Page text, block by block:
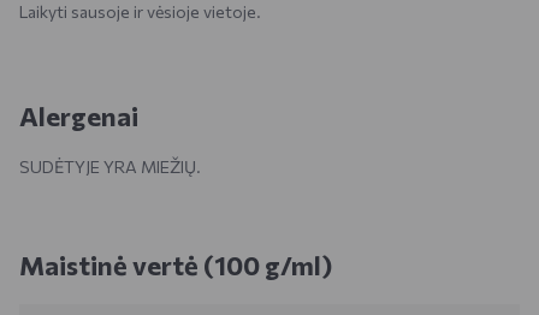
Laikyti sausoje ir vėsioje vietoje.
Alergenai
SUDĖTYJE YRA MIEŽIŲ.
Maistinė vertė (100 g/ml)